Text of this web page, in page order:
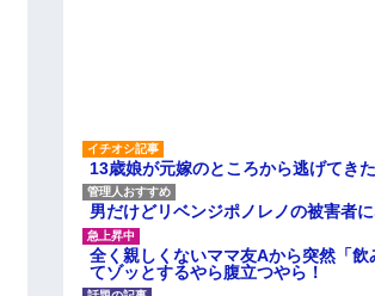
13歳娘が元嫁のところから逃げてき
男だけどリベンジポノレノの被害者
全く親しくないママ友Aから突然「
てゾッとするやら腹立つやら！